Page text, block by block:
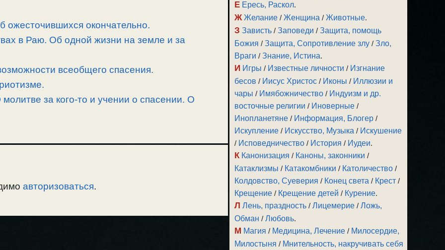
ожесточившихся окончательно.
в Раю. Об одной жизни на земле и за
всеобщего спасения.
за кого-то и учении о спасении. О
авторизоваться.
Е Ересь, Раскол.
Ж Желание /Женщина /Животные.
З Зависть /Заповеди /Защита, помощь
Божия /Защита, Сопротивление злу /Зло,
Враги /Знание, Истина.
И Игры / Известные личности / Изгнание
бесов / Иисус Христос / Иконы / Иллюзии и
чары / Имябожничество / Индуизм и др.
восточные религии / Иноверные /
Инопланетяне / Информация, Блогер /
Искупление / Искусство, Музыка / Искушение
/ Исповедничество / История / Иудеи.
К Канонизация / Каноны, законники /
Катаклизмы / Катакомбники / Католичество /
Колдовство, Суеверия / Конец света / Крест /
Крещение / Крещение детей / Курение.
Л Лень, праздность /Лицемерие /Ложь,
Обман /Любовь.
М Магия / Медицина, Лечение / Милосердие,
Милостыня / Мнительность, накручивать себя